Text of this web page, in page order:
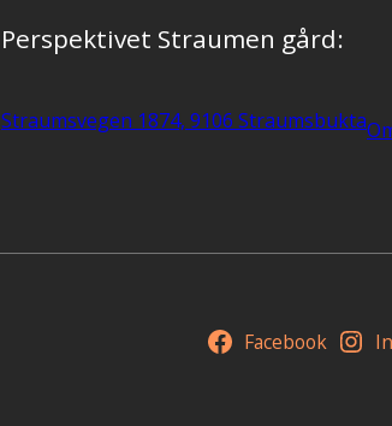
Perspektivet Straumen gård:
Straumsvegen 1874, 9106 Straumsbukta
Facebook